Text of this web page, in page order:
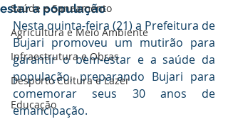
Saúde e Saneamento
Agricultura e Meio Ambiente
Infraestrutura e Obras
Desporto Cultura e Lazer
Educação
estar a população
Nesta quinta-feira (21) a Prefeitura de
Bujari promoveu um mutirão para
garantir o bem-estar e a saúde da
população, preparando Bujari para
comemorar seus 30 anos de
emancipação.